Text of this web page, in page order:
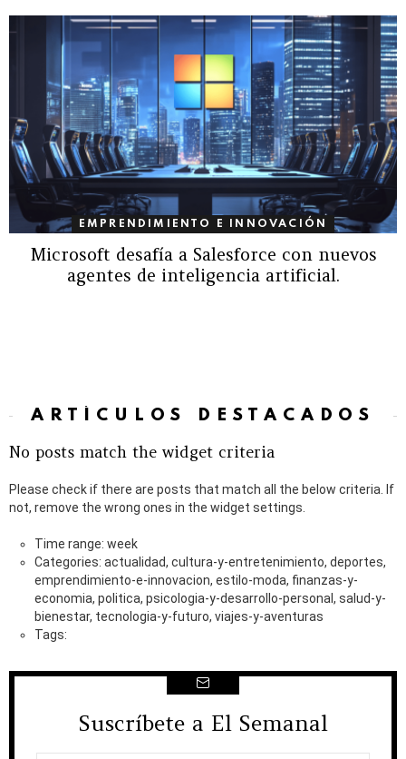
EMPRENDIMIENTO E INNOVACIÓN
Microsoft desafía a Salesforce con nuevos
agentes de inteligencia artificial.
ARTÍCULOS DESTACADOS
No posts match the widget criteria
Please check if there are posts that match all the below criteria. If
not, remove the wrong ones in the widget settings.
Time range: week
Categories: actualidad, cultura-y-entretenimiento, deportes,
emprendimiento-e-innovacion, estilo-moda, finanzas-y-
economia, politica, psicologia-y-desarrollo-personal, salud-y-
bienestar, tecnologia-y-futuro, viajes-y-aventuras
Tags:
NEWSLETTER
Suscríbete a El Semanal